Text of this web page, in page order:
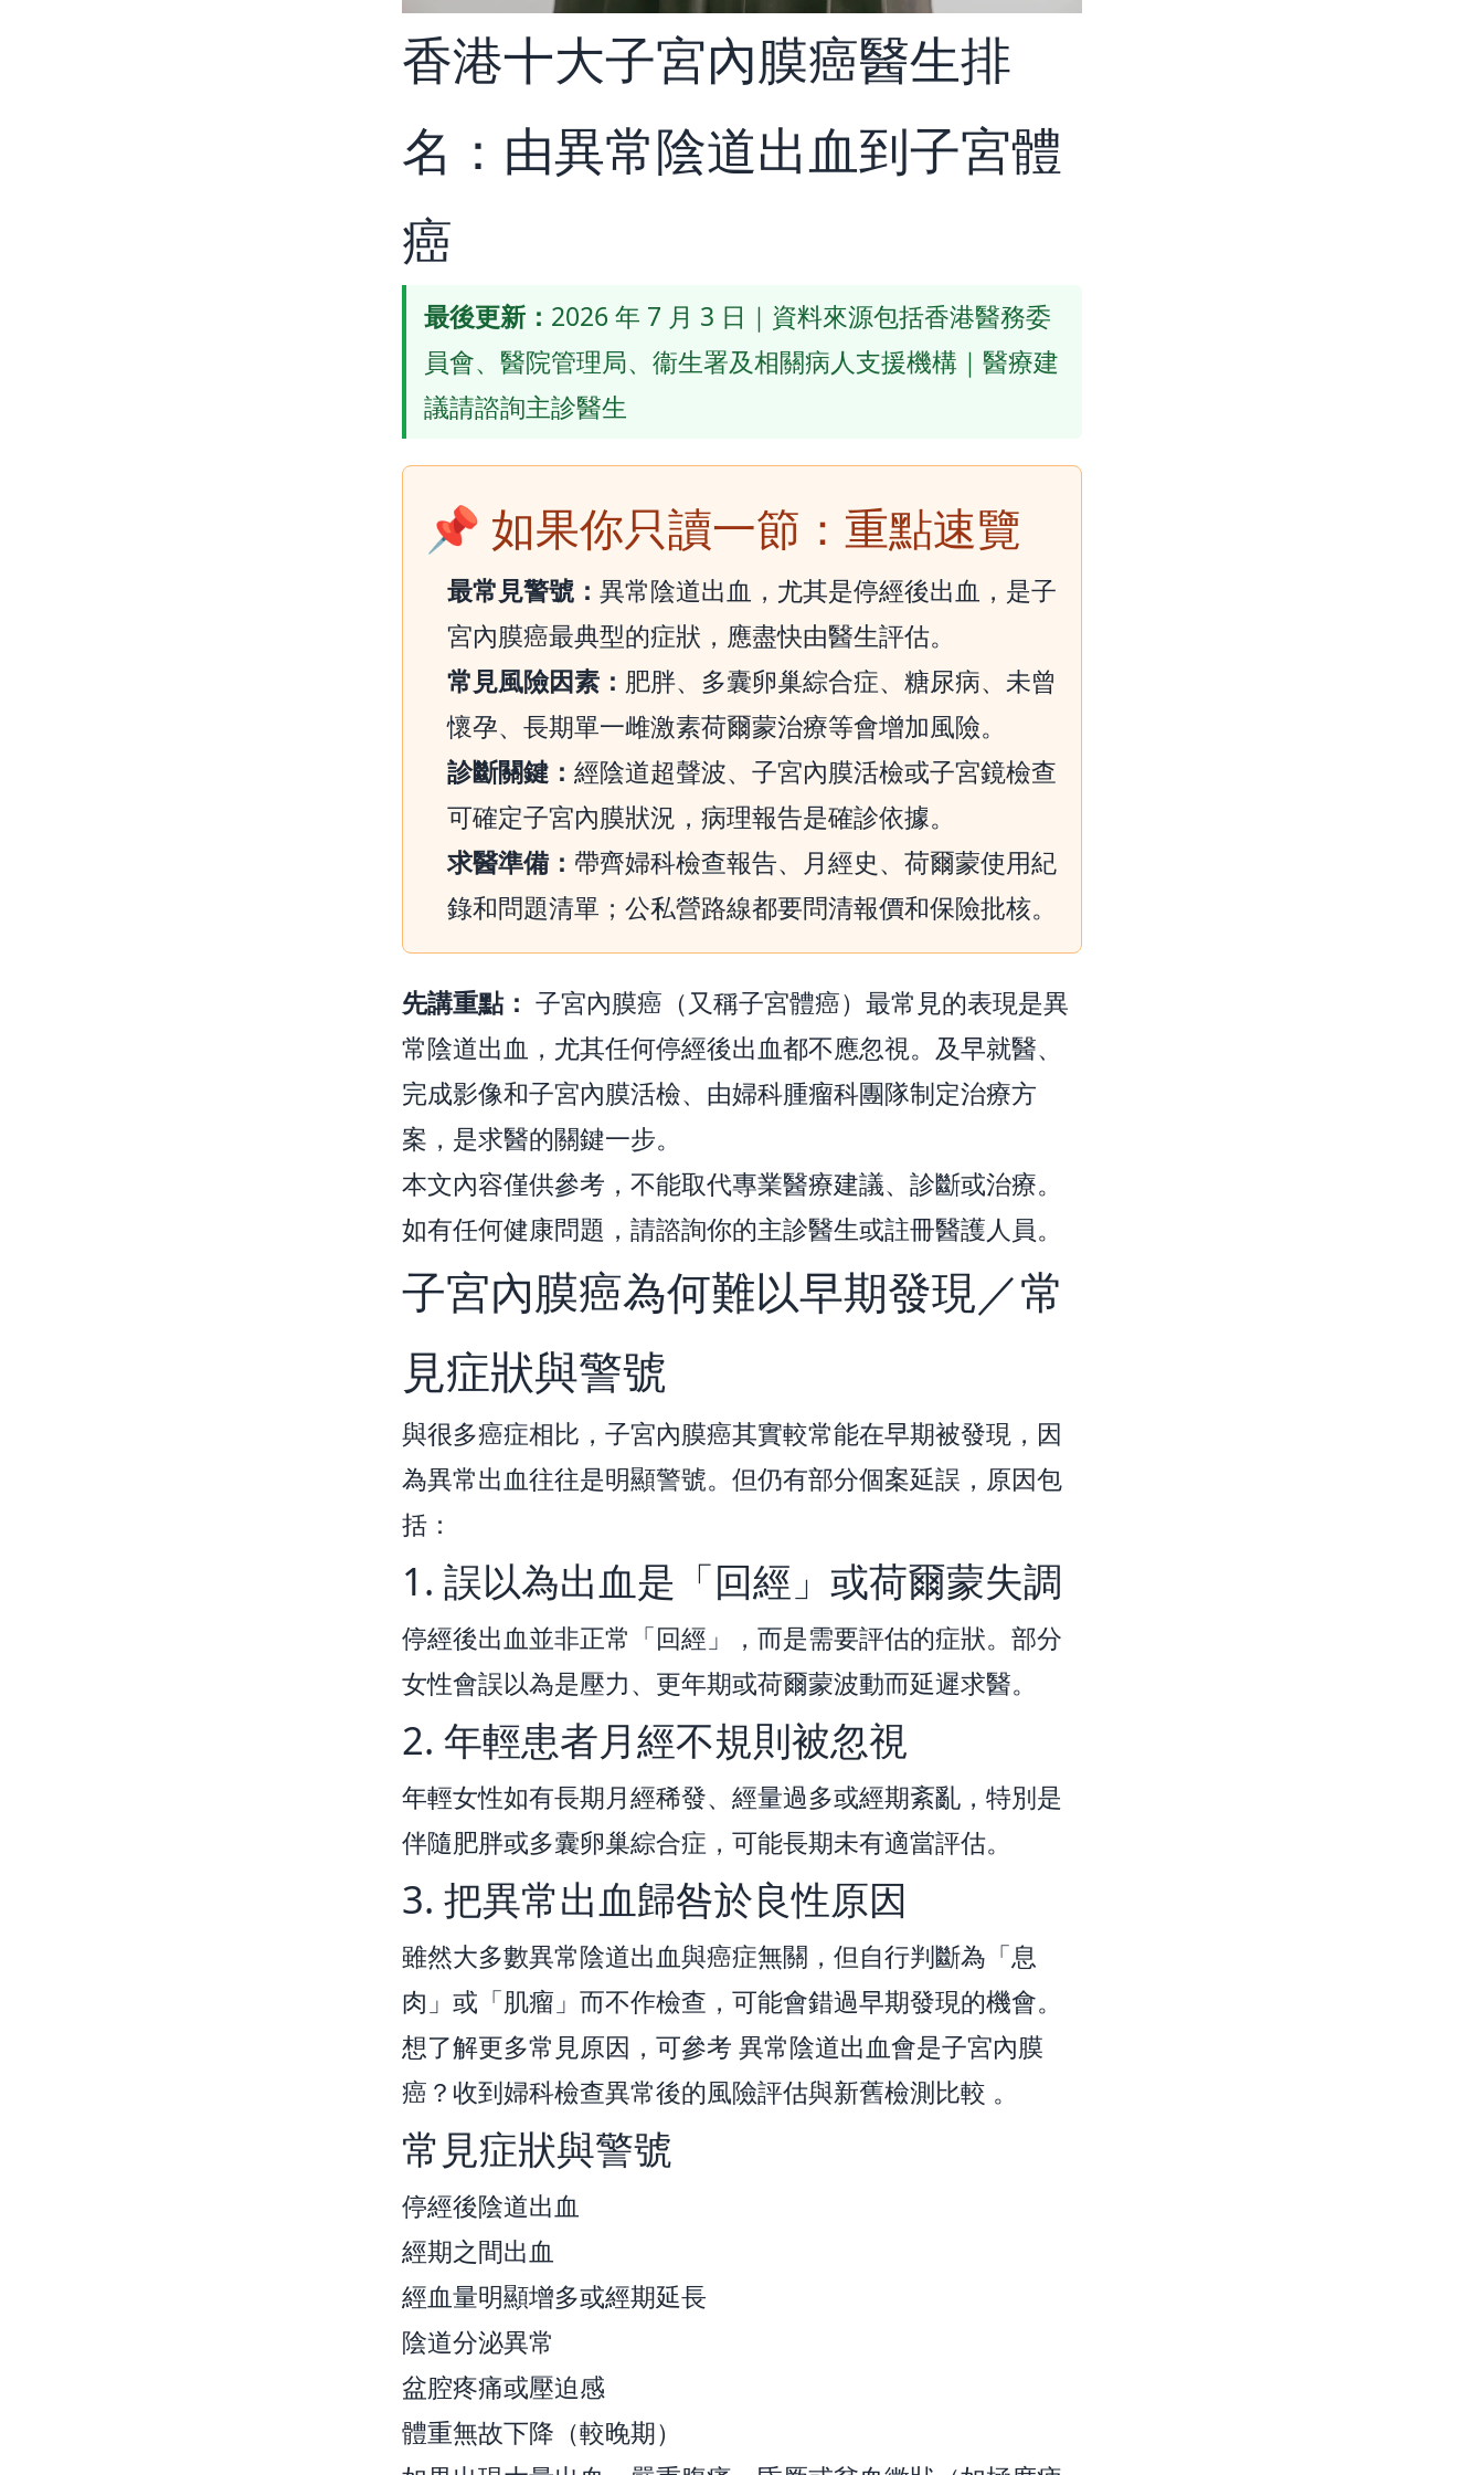
香港十大子宮內膜癌醫生排
名：由異常陰道出血到子宮體
癌
最後更新： 2026 年 7 月 3 日｜資料來源包括香港醫務委
員會、醫院管理局、衞生署及相關病人支援機構｜醫療建
議請諮詢主診醫生
📌 如果你只讀一節：重點速覽
最常見警號： 異常陰道出血，尤其是停經後出血，是子
宮內膜癌最典型的症狀，應盡快由醫生評估。
常見風險因素： 肥胖、多囊卵巢綜合症、糖尿病、未曾
懷孕、長期單一雌激素荷爾蒙治療等會增加風險。
診斷關鍵： 經陰道超聲波、子宮內膜活檢或子宮鏡檢查
可確定子宮內膜狀況，病理報告是確診依據。
求醫準備： 帶齊婦科檢查報告、月經史、荷爾蒙使用紀
錄和問題清單；公私營路線都要問清報價和保險批核。
先講重點： 子宮內膜癌（又稱子宮體癌）最常見的表現是異
常陰道出血，尤其任何停經後出血都不應忽視。及早就醫、
完成影像和子宮內膜活檢、由婦科腫瘤科團隊制定治療方
案，是求醫的關鍵一步。
本文內容僅供參考，不能取代專業醫療建議、診斷或治療。
如有任何健康問題，請諮詢你的主診醫生或註冊醫護人員。
子宮內膜癌為何難以早期發現／常
見症狀與警號
與很多癌症相比，子宮內膜癌其實較常能在早期被發現，因
為異常出血往往是明顯警號。但仍有部分個案延誤，原因包
括：
1. 誤以為出血是「回經」或荷爾蒙失調
停經後出血並非正常「回經」，而是需要評估的症狀。部分
女性會誤以為是壓力、更年期或荷爾蒙波動而延遲求醫。
2. 年輕患者月經不規則被忽視
年輕女性如有長期月經稀發、經量過多或經期紊亂，特別是
伴隨肥胖或多囊卵巢綜合症，可能長期未有適當評估。
3. 把異常出血歸咎於良性原因
雖然大多數異常陰道出血與癌症無關，但自行判斷為「息
肉」或「肌瘤」而不作檢查，可能會錯過早期發現的機會。
想了解更多常見原因，可參考 異常陰道出血會是子宮內膜
癌？收到婦科檢查異常後的風險評估與新舊檢測比較 。
常見症狀與警號
停經後陰道出血
經期之間出血
經血量明顯增多或經期延長
陰道分泌異常
盆腔疼痛或壓迫感
體重無故下降（較晚期）